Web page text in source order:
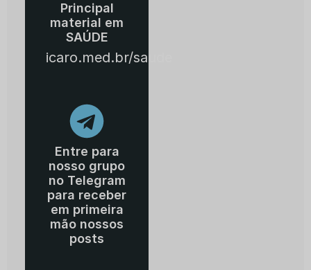
Principal
material em
SAÚDE
icaro.med.br/saude
Entre para
nosso grupo
no Telegram
para receber
em primeira
mão nossos
posts